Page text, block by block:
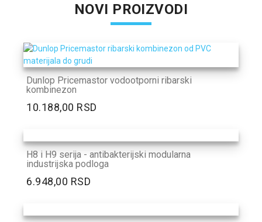
NOVI PROIZVODI
Dunlop Pricemastor vodootporni ribarski
kombinezon
10.188,00 RSD
H8 i H9 serija - antibakterijski modularna
industrijska podloga
6.948,00 RSD